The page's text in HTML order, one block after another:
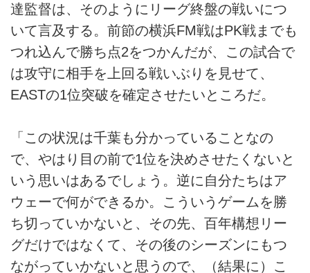
達監督は、そのようにリーグ終盤の戦いにつ
いて言及する。前節の横浜FM戦はPK戦までも
つれ込んで勝ち点2をつかんだが、この試合で
は攻守に相手を上回る戦いぶりを見せて、
EASTの1位突破を確定させたいところだ。
「この状況は千葉も分かっていることなの
で、やはり目の前で1位を決めさせたくないと
いう思いはあるでしょう。逆に自分たちはア
ウェーで何ができるか。こういうゲームを勝
ち切っていかないと、その先、百年構想リー
グだけではなくて、その後のシーズンにもつ
ながっていかないと思うので、（結果に）こ